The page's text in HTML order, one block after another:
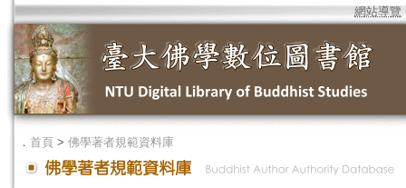
網站導覽
． 首頁 > 佛學著者規範資料庫